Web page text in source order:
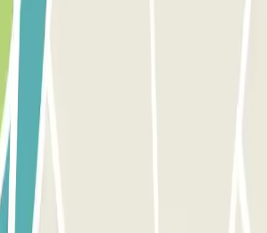
al parcheggio. 2) Parcheggia in
3) Vai alla cabina di controllo con la tua
USCIRE 1) Segui le indicazioni del
PASS INCLUDE ENTRATE E USCITE
indicato precedentemente per